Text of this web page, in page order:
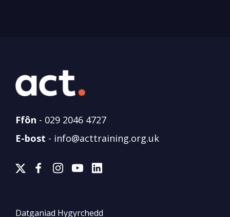
Ffôn - 029 2046 4727
E-bost - info@acttraining.org.uk
Datganiad Hygyrchedd